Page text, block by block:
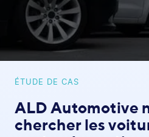
ÉTUDE DE CAS
ALD Automotive
chercher les